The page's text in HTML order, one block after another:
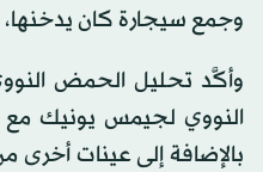
وجمع سيجارة كان يدخنها،
وأكَّد تحليل الحمض
بالإضافة إلى عينات